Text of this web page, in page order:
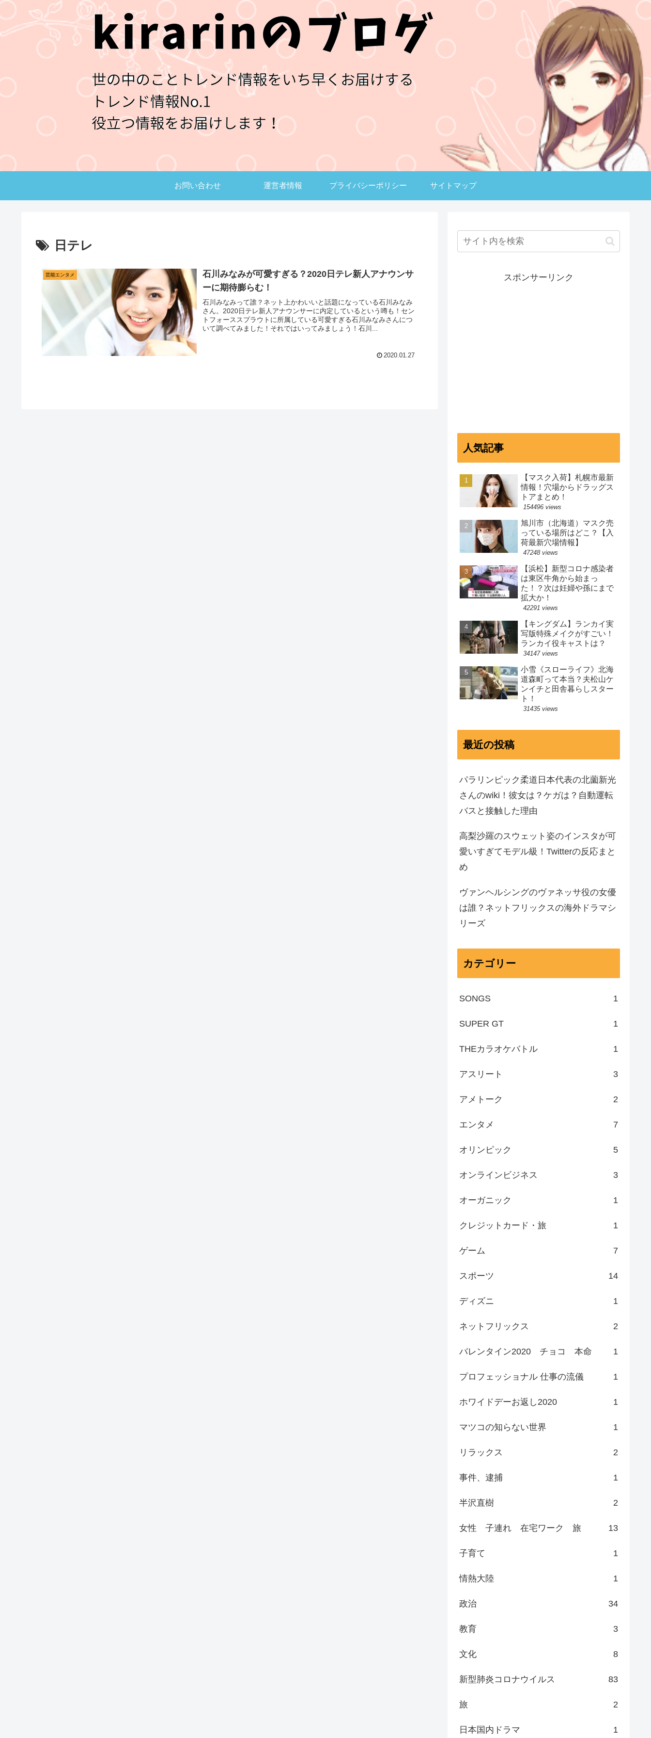
お問い合わせ 運営者情報 プライバシーポリシー サイトマップ
日テレ
芸能エンタメ
石川みなみが可愛すぎる？2020日テレ新人アナウンサ
ーに期待膨らむ！
石川みなみって誰？ネット上かわいいと話題になっている石川みなみ
さん。2020日テレ新人アナウンサーに内定しているという噂も！セン
トフォーススプラウトに所属している可愛すぎる石川みなみさんにつ
いて調べてみました！それではいってみましょう！石川...
2020.01.27
スポンサーリンク
人気記事
【マスク入荷】札幌市最新
情報！穴場からドラッグス
トアまとめ！
154496 views
旭川市（北海道）マスク売
っている場所はどこ？【入
荷最新穴場情報】
47248 views
【浜松】新型コロナ感染者
は東区牛角から始まっ
た！？次は妊婦や孫にまで
拡大か！
42291 views
【キングダム】ランカイ実
写版特殊メイクがすごい！
ランカイ役キャストは？
34147 views
小雪《スローライフ》北海
道森町って本当？夫松山ケ
ンイチと田舎暮らしスター
ト！
31435 views
最近の投稿
パラリンピック柔道日本代表の北薗新光
さんのwiki！彼女は？ケガは？自動運転
バスと接触した理由
高梨沙羅のスウェット姿のインスタが可
愛いすぎてモデル級！Twitterの反応まと
め
ヴァンヘルシングのヴァネッサ役の女優
は誰？ネットフリックスの海外ドラマシ
リーズ
カテゴリー
SONGS 1
SUPER GT 1
THEカラオケバトル 1
アスリート 3
アメトーク 2
エンタメ 7
オリンピック 5
オンラインビジネス 3
オーガニック 1
クレジットカード・旅 1
ゲーム 7
スポーツ 14
ディズニ 1
ネットフリックス 2
バレンタイン2020 チョコ 本命 1
プロフェッショナル 仕事の流儀 1
ホワイドデーお返し2020 1
マツコの知らない世界 1
リラックス 2
事件、逮捕 1
半沢直樹 2
女性 子連れ 在宅ワーク 旅 13
子育て 1
情熱大陸 1
政治 34
教育 3
文化 8
新型肺炎コロナウイルス 83
旅 2
日本国内ドラマ 1